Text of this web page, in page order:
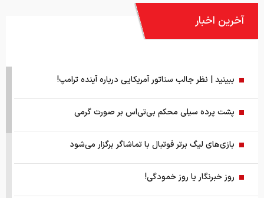
آخرین اخبار
ببینید | نظر جالب سناتور آمریکایی درباره آینده ترامپ!
پشت پرده سیلی محکم بی‌تی‌اس بر صورت گرمی
بازی‌های لیگ برتر فوتبال با تماشاگر برگزار می‌شود
روز خبرنگار یا روز خمودگی!